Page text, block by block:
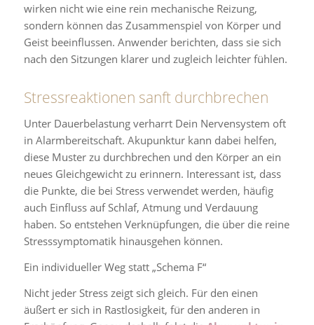
wirken nicht wie eine rein mechanische Reizung,
sondern können das Zusammenspiel von Körper und
Geist beeinflussen. Anwender berichten, dass sie sich
nach den Sitzungen klarer und zugleich leichter fühlen.
Stressreaktionen sanft durchbrechen
Unter Dauerbelastung verharrt Dein Nervensystem oft
in Alarmbereitschaft. Akupunktur kann dabei helfen,
diese Muster zu durchbrechen und den Körper an ein
neues Gleichgewicht zu erinnern. Interessant ist, dass
die Punkte, die bei Stress verwendet werden, häufig
auch Einfluss auf Schlaf, Atmung und Verdauung
haben. So entstehen Verknüpfungen, die über die reine
Stresssymptomatik hinausgehen können.
Ein individueller Weg statt „Schema F“
Nicht jeder Stress zeigt sich gleich. Für den einen
äußert er sich in Rastlosigkeit, für den anderen in